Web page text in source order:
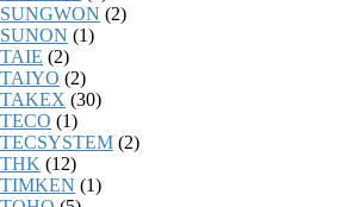
SUNGWON (2)
SUNON (1)
TAIE (2)
TAIYO (2)
TAKEX (30)
TECO (1)
TECSYSTEM (2)
THK (12)
TIMKEN (1)